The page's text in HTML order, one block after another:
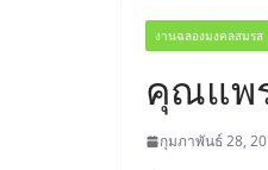
งานฉลองมงคลสมรส
คุณแพ
กุมภาพันธ์ 28,